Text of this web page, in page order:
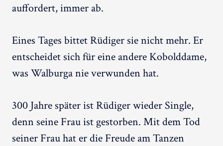
auffordert, immer ab.
Eines Tages bittet Rüdiger sie nicht mehr. Er
entscheidet sich für eine andere Kobolddame,
was Walburga nie verwunden hat.
300 Jahre später ist Rüdiger wieder Single,
denn seine Frau ist gestorben. Mit dem Tod
seiner Frau hat er die Freude am Tanzen